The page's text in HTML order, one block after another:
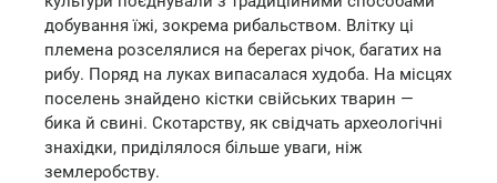
добування їжі, зокрема рибальством. Влітку ці
племена розселялися на берегах річок, багатих на
рибу. Поряд на луках випасалася худоба. На місцях
поселень знайдено кістки свійських тварин —
бика й свині. Скотарству, як свідчать археологічні
знахідки, приділялося більше уваги, ніж
землеробству.